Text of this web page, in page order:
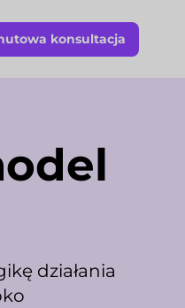
konsultacja
działania